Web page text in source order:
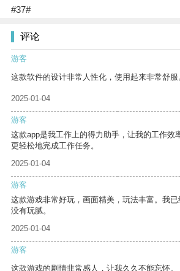
#37#
评论
游客
这款软件的设计非常人性化，使用起来非常舒服
2025-01-04
游客
这款app是我工作上的得力助手，让我的工作效
更轻松地完成工作任务。
2025-01-04
游客
这款游戏非常好玩，画面精美，玩法丰富。我
没有玩腻。
2025-01-04
游客
这款游戏的剧情非常感人，让我久久不能忘怀。